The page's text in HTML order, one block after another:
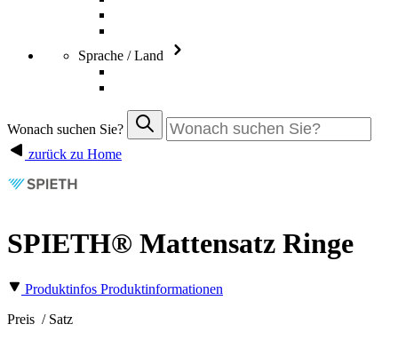
Sprache / Land
Wonach suchen Sie?
zurück zu Home
SPIETH® Mattensatz Ringe
Produktinfos Produktinformationen
Preis / Satz